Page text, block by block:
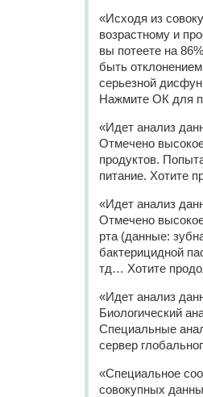
«Исходя из
возрастному и
вы потеете на
быть
серьезной
Нажмите ОК для
«Идет анализ
Отмечено
продуктов.
питание. Хотите
«Идет анализ
Отмечено
рта (данные:
бактерицидной
тд… Хотите
«Идет анализ
Биологический
Специальные
сервер
«Специальное
совокупных